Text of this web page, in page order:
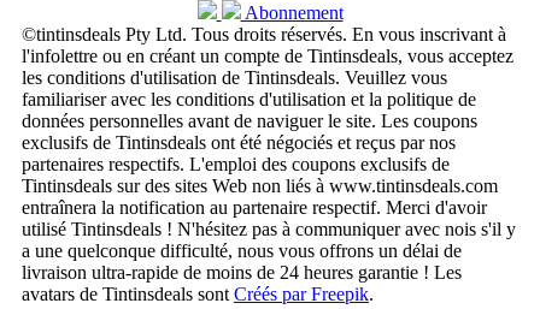
Abonnement
©tintinsdeals Pty Ltd. Tous droits réservés. En vous inscrivant à
l'infolettre ou en créant un compte de Tintinsdeals, vous acceptez
les conditions d'utilisation de Tintinsdeals. Veuillez vous
familiariser avec les conditions d'utilisation et la politique de
données personnelles avant de naviguer le site. Les coupons
exclusifs de Tintinsdeals ont été négociés et reçus par nos
partenaires respectifs. L'emploi des coupons exclusifs de
Tintinsdeals sur des sites Web non liés à www.tintinsdeals.com
entraînera la notification au partenaire respectif. Merci d'avoir
utilisé Tintinsdeals ! N'hésitez pas à communiquer avec nois s'il y
a une quelconque difficulté, nous vous offrons un délai de
livraison ultra-rapide de moins de 24 heures garantie ! Les
avatars de Tintinsdeals sont Créés par Freepik.